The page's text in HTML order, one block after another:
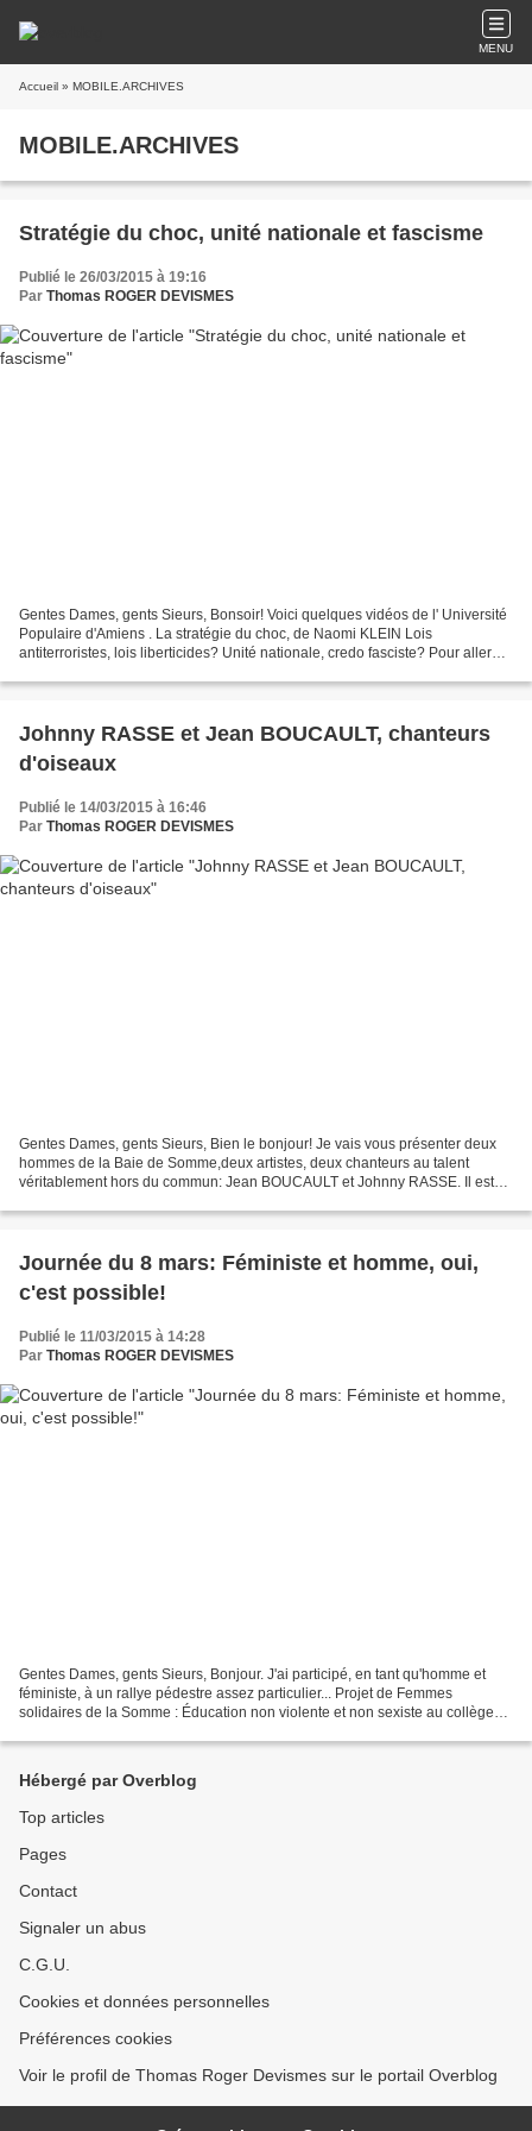
MENU
Accueil » MOBILE.ARCHIVES
MOBILE.ARCHIVES
Stratégie du choc, unité nationale et fascisme
Publié le 26/03/2015 à 19:16
Par Thomas ROGER DEVISMES
Gentes Dames, gents Sieurs, Bonsoir! Voici quelques vidéos de l' Université
Populaire d'Amiens . La stratégie du choc, de Naomi KLEIN Lois
antiterroristes, lois liberticides? Unité nationale, credo fasciste? Pour aller
Johnny RASSE et Jean BOUCAULT, chanteurs
d'oiseaux
Publié le 14/03/2015 à 16:46
Par Thomas ROGER DEVISMES
Gentes Dames, gents Sieurs, Bien le bonjour! Je vais vous présenter deux
hommes de la Baie de Somme,deux artistes, deux chanteurs au talent
véritablement hors du commun: Jean BOUCAULT et Johnny RASSE. Il est
Journée du 8 mars: Féministe et homme, oui,
c'est possible!
Publié le 11/03/2015 à 14:28
Par Thomas ROGER DEVISMES
Gentes Dames, gents Sieurs, Bonjour. J'ai participé, en tant qu'homme et
féministe, à un rallye pédestre assez particulier... Projet de Femmes
solidaires de la Somme : Éducation non violente et non sexiste au collège
Hébergé par Overblog
Top articles
Pages
Contact
Signaler un abus
C.G.U.
Cookies et données personnelles
Préférences cookies
Voir le profil de Thomas Roger Devismes sur le portail Overblog